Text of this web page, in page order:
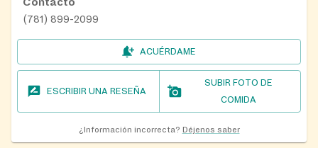
(781) 899-2099
ACUÉRDAME
ESCRIBIR UNA RESEÑA
SUBIR FOTO DE
COMIDA
¿Información incorrecta? Déjenos saber